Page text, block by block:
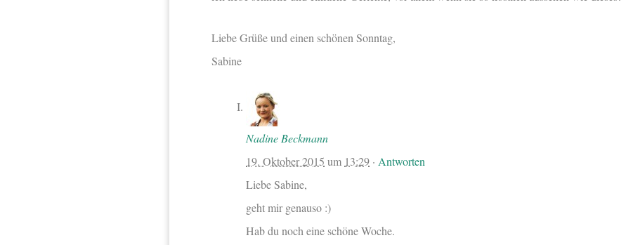
Liebe Grüße und einen schönen Sonntag,
Sabine
Nadine Beckmann
19. Oktober 2015 um 13:29 · Antworten
Liebe Sabine,
geht mir genauso :)
Hab du noch eine schöne Woche.